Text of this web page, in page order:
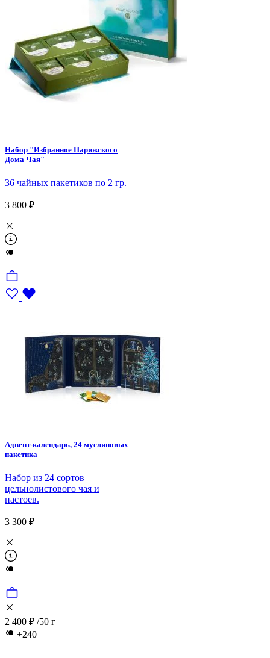
Набор "Избранное Парижского
Дома Чая"
36 чайных пакетиков по 2 гр.
3 800 ₽
Адвент-календарь, 24 муслиновых
пакетика
Набор из 24 сортов
цельнолистового чая и
настоев.
3 300 ₽
2 400 ₽ /50 г
+240